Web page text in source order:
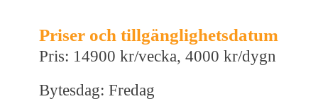
Priser och tillgänglighetsdatum
Pris: 14900 kr/vecka, 4000 kr/dygn
Bytesdag: Fredag